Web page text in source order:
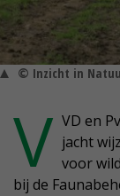
© Inzicht in
V VD en
jacht
voor
bij de